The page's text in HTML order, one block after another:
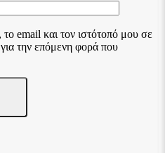
email και τον ιστότοπό μου σε
την επόμενη φορά που